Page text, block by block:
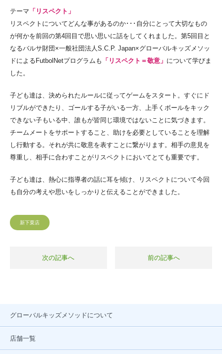
テーマ 「リスペクト」
リスペクトについてどんな事があるのか･･･自分にとって大切なもの
が何かを前回の第4回目で思い思いに話をしてくれました。第5回目と
なるバルサ財団×一般社団法人S.C.P. Japan×グローバルキッズメソッ
ドによるFutbolNetプログラムも 「リスペクト＝敬意」 について学びま
した。
子ども達は、決められたルールに従ってゲームをスタート。すぐにド
リブルができたり、ゴールする子がいる一方、上手くボールをキック
できない子もいる中、誰もが皆同じ環境ではないことに気づきます。
チームメートをサポートすること、助けを必要としていることを理解
し行動する。それが共に敬意を表すことに繋がります。相手の意見を
尊重し、相手に合わすことがリスペクトにおいてとても重要です。
子ども達は、熱心に指導者の話に耳を傾け、リスペクトについて今回
も自分の考えや思いをしっかりと伝えることができました。
新下栗店
前の記事へ
次の記事へ
グローバルキッズメソッドについて
店舗一覧